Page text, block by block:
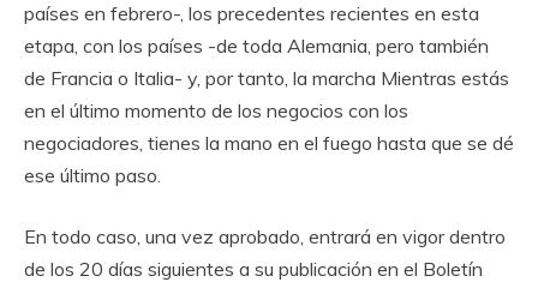
países en febrero-, los precedentes recientes en esta
etapa, con los países -de toda Alemania, pero también
de Francia o Italia- y, por tanto, la marcha Mientras estás
en el último momento de los negocios con los
negociadores, tienes la mano en el fuego hasta que se dé
ese último paso.
En todo caso, una vez aprobado, entrará en vigor dentro
de los 20 días siguientes a su publicación en el Boletín